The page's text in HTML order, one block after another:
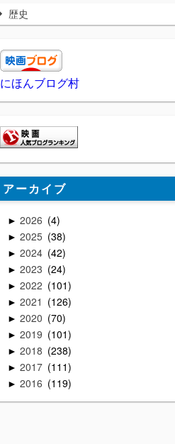
歴史
にほんブログ村
アーカイブ
►2026 4
►2025 38
►2024 42
►2023 24
►2022 101
►2021 126
►2020 70
►2019 101
►2018 238
►2017 111
►2016 119